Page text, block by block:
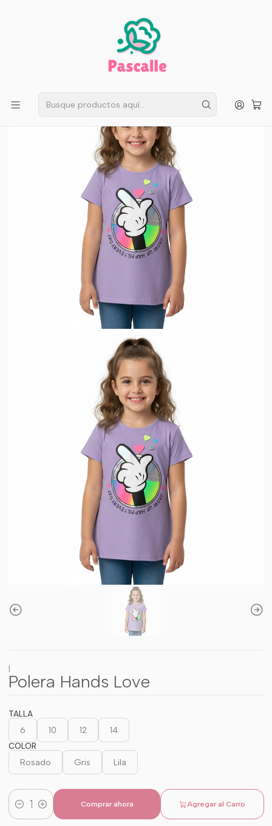
Compras sobre $50.000
Niñas Polera Hands Love
|
Polera Hands Love
TALLA
6 10 12 14
COLOR
Rosado Gris Lila
Cantidad
Agregar al Carro
Comprar ahora